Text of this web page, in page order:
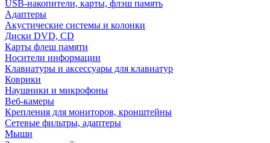
USB-накопители, карты, флэш память
Адаптеры
Акустические системы и колонки
Диски DVD, CD
Карты флеш памяти
Носители информации
Клавиатуры и аксессуары для клавиатур
Коврики
Наушники и микрофоны
Веб-камеры
Крепления для мониторов, кронштейны
Сетевые фильтры, адаптеры
Мыши